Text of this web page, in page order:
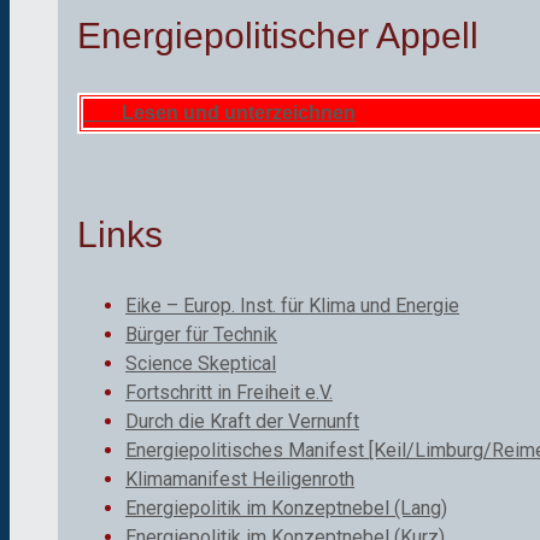
Energiepolitischer Appell
Lesen und unterzeichnen
Links
Eike – Europ. Inst. für Klima und Energie
Bürger für Technik
Science Skeptical
Fortschritt in Freiheit e.V.
Durch die Kraft der Vernunft
Energiepolitisches Manifest [Keil/Limburg/
Klimamanifest Heiligenroth
Energiepolitik im Konzeptnebel (Lang)